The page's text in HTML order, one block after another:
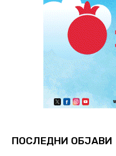
ПОСЛЕДНИ ОБЈАВИ